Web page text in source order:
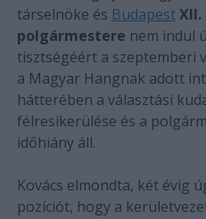
társelnöke és Budapest
polgármestere nem indul
tisztségéért a szeptemberi
a Magyar Hangnak adott
hátterében a választási
félresikerülése és a
időhiány áll.
Kovács elmondta, két évig
pozíciót, hogy a